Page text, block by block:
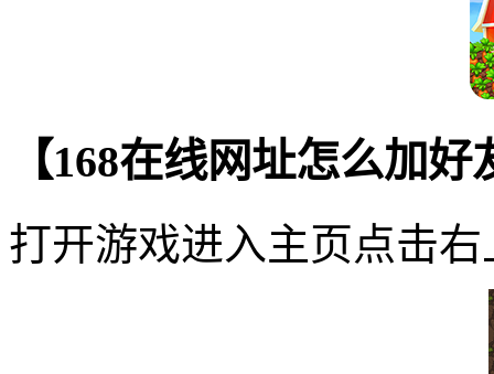
【168在线网址怎么加
打开游戏进入主页点击